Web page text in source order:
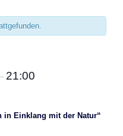
21:00
in Einklang mit der Natur“